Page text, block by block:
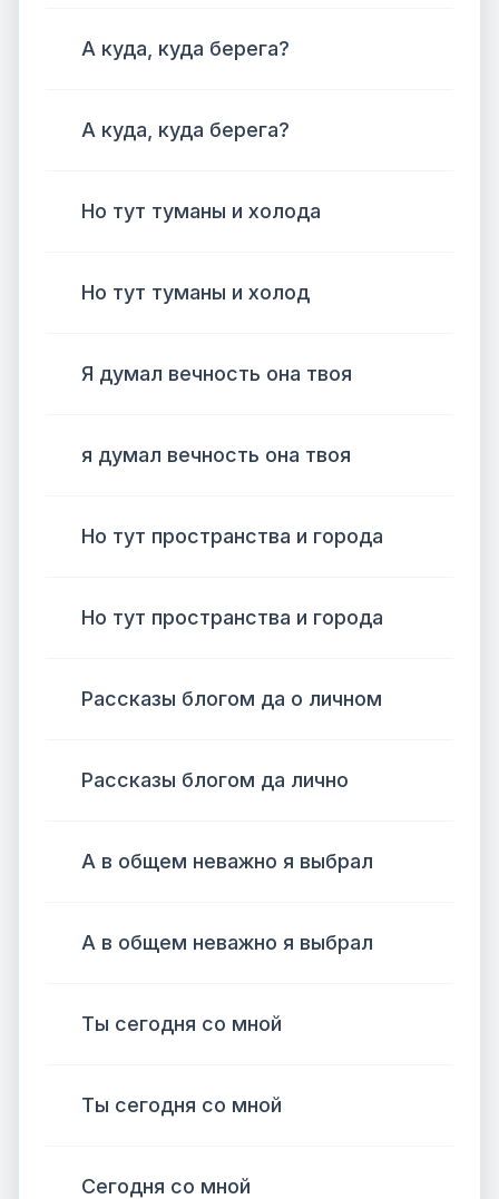
А куда, куда берега?
А куда, куда берега?
Но тут туманы и холода
Но тут туманы и холод
Я думал вечность она твоя
я думал вечность она твоя
Но тут пространства и города
Но тут пространства и города
Рассказы блогом да о личном
Рассказы блогом да лично
А в общем неважно я выбрал
А в общем неважно я выбрал
Ты сегодня со мной
Ты сегодня со мной
Сегодня со мной